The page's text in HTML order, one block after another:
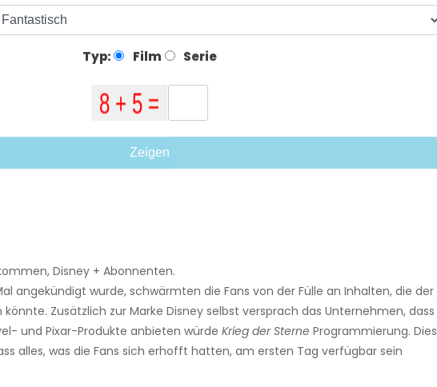
Typ: Film Serie
Zeigen
Disney + Abonnenten.
angekündigt wurde, schwärmten die Fans von der Fülle an Inhalten, die der
Zusätzlich zur Marke Disney selbst versprach das Unternehmen, dass
und Pixar-Produkte anbieten würde Krieg der Sterne Programmierung. Dies
alles, was die Fans sich erhofft hatten, am ersten Tag verfügbar sein